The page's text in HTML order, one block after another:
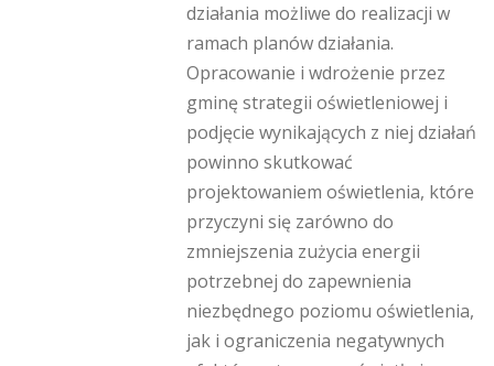
działania możliwe do realizacji w
ramach planów działania.
Opracowanie i wdrożenie przez
gminę strategii oświetleniowej i
podjęcie wynikających z niej działań
powinno skutkować
projektowaniem oświetlenia, które
przyczyni się zarówno do
zmniejszenia zużycia energii
potrzebnej do zapewnienia
niezbędnego poziomu oświetlenia,
jak i ograniczenia negatywnych